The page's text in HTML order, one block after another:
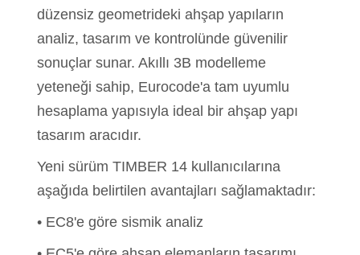
düzensiz geometrideki ahşap yapıların
analiz, tasarım ve kontrolünde güvenilir
sonuçlar sunar. Akıllı 3B modelleme
yeteneği sahip, Eurocode'a tam uyumlu
hesaplama yapısıyla ideal bir ahşap yapı
tasarım aracıdır.
Yeni sürüm TIMBER 14 kullanıcılarına
aşağıda belirtilen avantajları sağlamaktadır:
• EC8'e göre sismik analiz